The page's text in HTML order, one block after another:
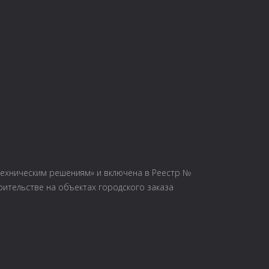
решениям» и включена в Реестр №
на объектах городского заказа